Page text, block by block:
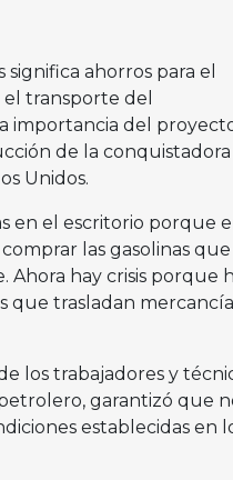
ahorros para el
transporte del
importancia del
de la
Unidos.
en el escritorio porque
las gasolinas que
Ahora hay crisis porque
trasladan
los trabajadores y
garantizó que
establecidas en